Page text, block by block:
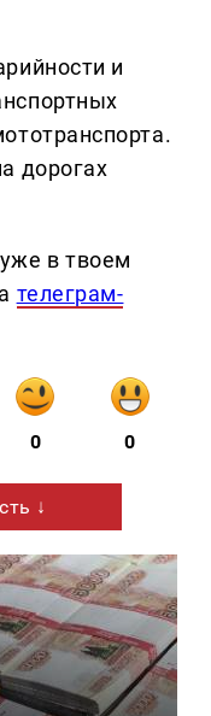
и
дорогах
в твоем
телеграм-
0 0
↓